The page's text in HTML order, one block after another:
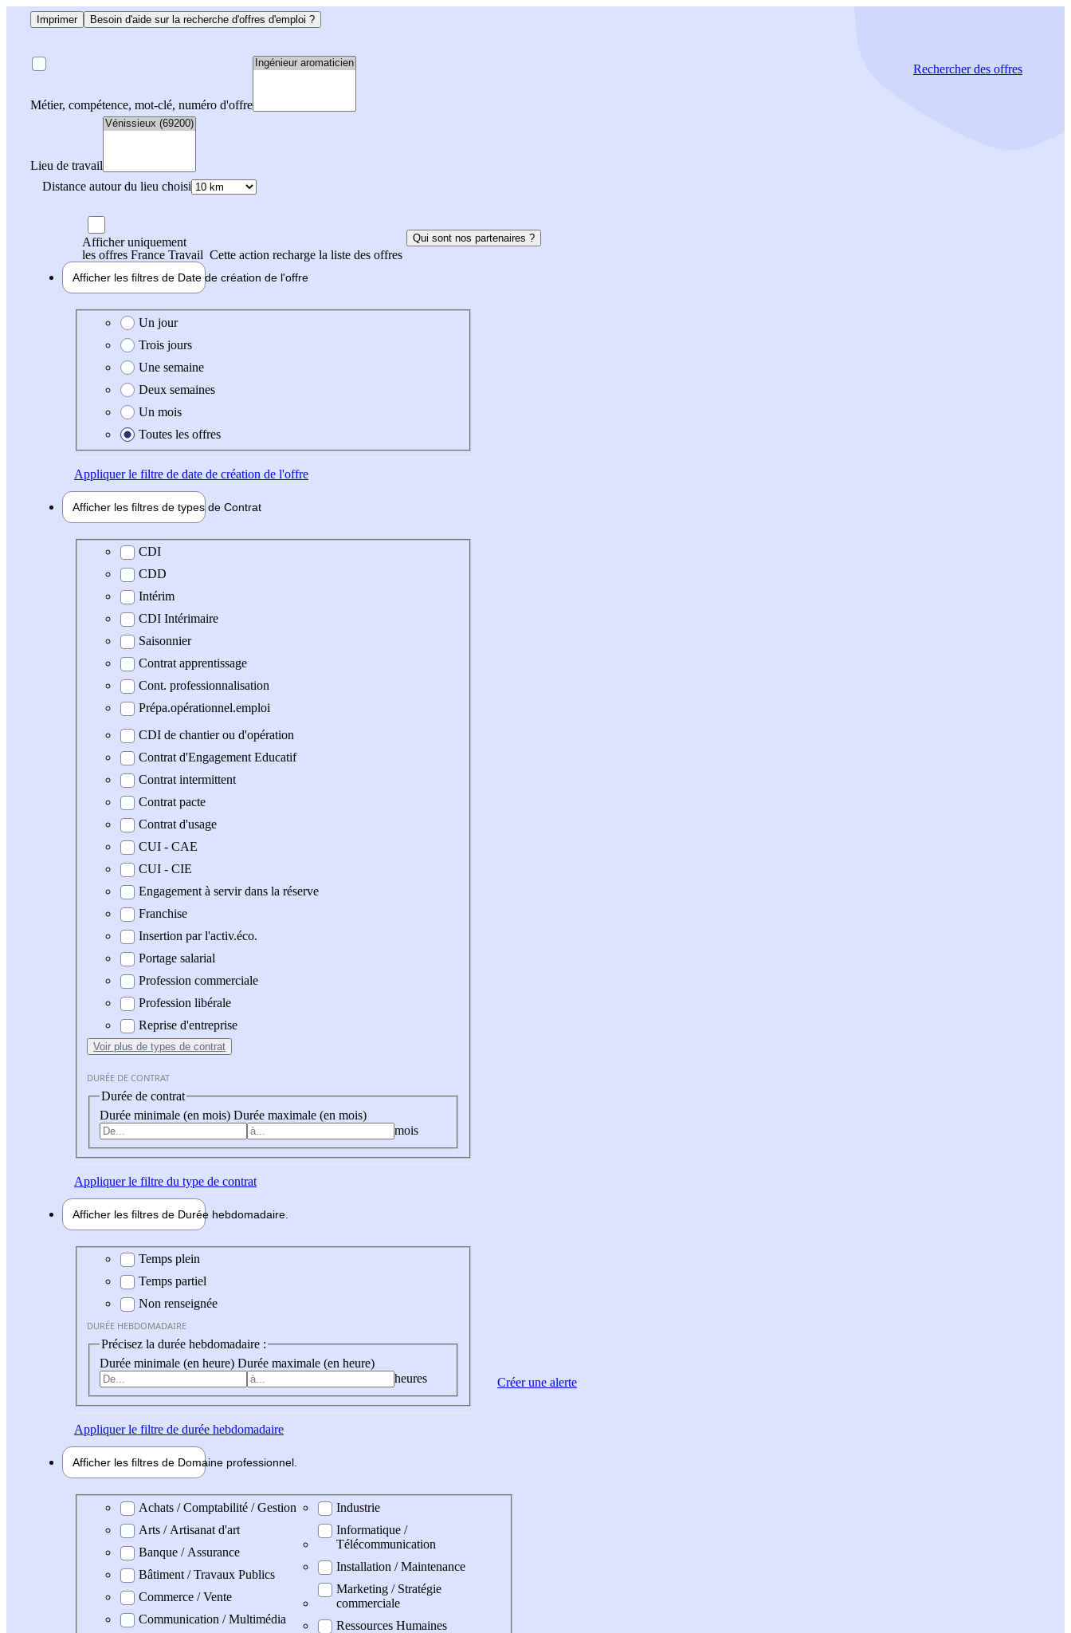
Imprimer Besoin d'aide sur la recherche d'offres d'emploi ?
Métier, compétence, mot-clé, numéro d'offre
Lieu de travail
Distance autour du lieu choisi
Rechercherdes offres
Afficher uniquement
les offres France Travail Cette action recharge la liste des offres
Qui sont nos partenaires ?
Afficher les filtres de Date de création de l'offre
Date de création de l'offre
Un jour
Trois jours
Une semaine
Deux semaines
Un mois
Toutes les offres
Appliquerle filtre de date de création de l'offre
Afficher les filtres de types de Contrat
Type de contrat
CDI
CDD
Intérim
CDI Intérimaire
Saisonnier
Contrat apprentissage
Cont. professionnalisation
Prépa.opérationnel.emploi
CDI de chantier ou d'opération
Contrat d'Engagement Educatif
Contrat intermittent
Contrat pacte
Contrat d'usage
CUI - CAE
CUI - CIE
Engagement à servir dans la réserve
Franchise
Insertion par l'activ.éco.
Portage salarial
Profession commerciale
Profession libérale
Reprise d'entreprise
Voir plus de types de contrat
DURÉE DE CONTRAT
Durée de contrat
Durée minimale (en mois) Durée maximale (en mois)
mois
Appliquerle filtre du type de contrat
Afficher les filtres de Durée hebdomadaire
Durée hebdomadaire
Temps plein
Temps partiel
Non renseignée
DURÉE HEBDOMADAIRE
Précisez la durée hebdomadaire :
Durée minimale (en heure) Durée maximale (en heure)
heures
Appliquerle filtre de durée hebdomadaire
Afficher les filtres de Domaine professionnel
Domaine professionel
Achats / Comptabilité / Gestion
Arts / Artisanat d'art
Banque / Assurance
Bâtiment / Travaux Publics
Commerce / Vente
Communication / Multimédia
Industrie
Informatique /
Télécommunication
Installation / Maintenance
Marketing / Stratégie
commerciale
Ressources Humaines
Créer une alerte